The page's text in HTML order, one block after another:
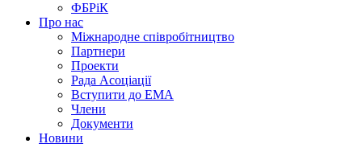
ФБРіК
Про нас
Міжнародне співробітництво
Партнери
Проекти
Рада Асоціації
Вступити до ЕМА
Члени
Документи
Новини